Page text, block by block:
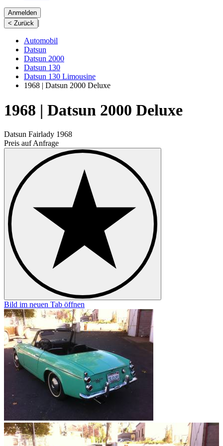
Anmelden
< Zurück |
Automobil
Datsun
Datsun 2000
Datsun 130
Datsun 130 Limousine
1968 | Datsun 2000 Deluxe
1968 | Datsun 2000 Deluxe
Datsun Fairlady 1968
Preis auf Anfrage
Bild im neuen Tab öffnen